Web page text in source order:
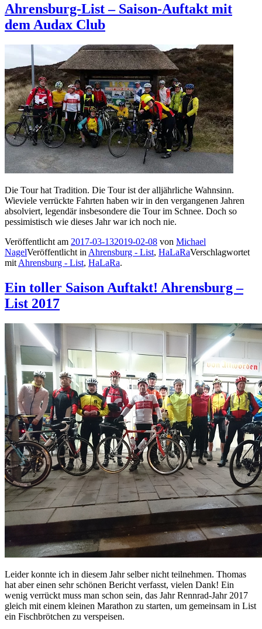
Startzeiten
Ahrensburg-List – Saison-Auftakt mit
dem Audax Club
Die Tour hat Tradition. Die Tour ist der alljährliche Wahnsinn.
Wieviele verrückte Fahrten haben wir in den vergangenen Jahren
absolviert, legendär insbesondere die Tour im Schnee. Doch so
pessimistisch wie dieses Jahr war ich noch nie.
Veröffentlicht am 2017-03-132019-02-08 von Michael
NagelVeröffentlicht in Ahrensburg - List, HaLaRaVerschlagwortet
mit Ahrensburg - List, HaLaRa.
Ein toller Saison Auftakt! Ahrensburg –
List 2017
Leider konnte ich in diesem Jahr selber nicht teilnehmen. Thomas
hat aber einen sehr schönen Bericht verfasst, vielen Dank! Ein
wenig verrückt muss man schon sein, das Jahr Rennrad-Jahr 2017
gleich mit einem kleinen Marathon zu starten, um gemeinsam in List
ein Fischbrötchen zu verspeisen.